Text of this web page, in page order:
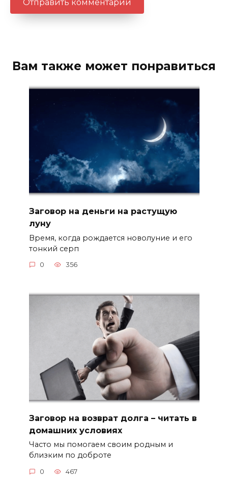
Вам также может понравиться
Заговор на деньги на растущую
луну
Время, когда рождается новолуние и его
тонкий серп
0 356
Заговор на возврат долга – читать в
домашних условиях
Часто мы помогаем своим родным и
близким по доброте
0 467